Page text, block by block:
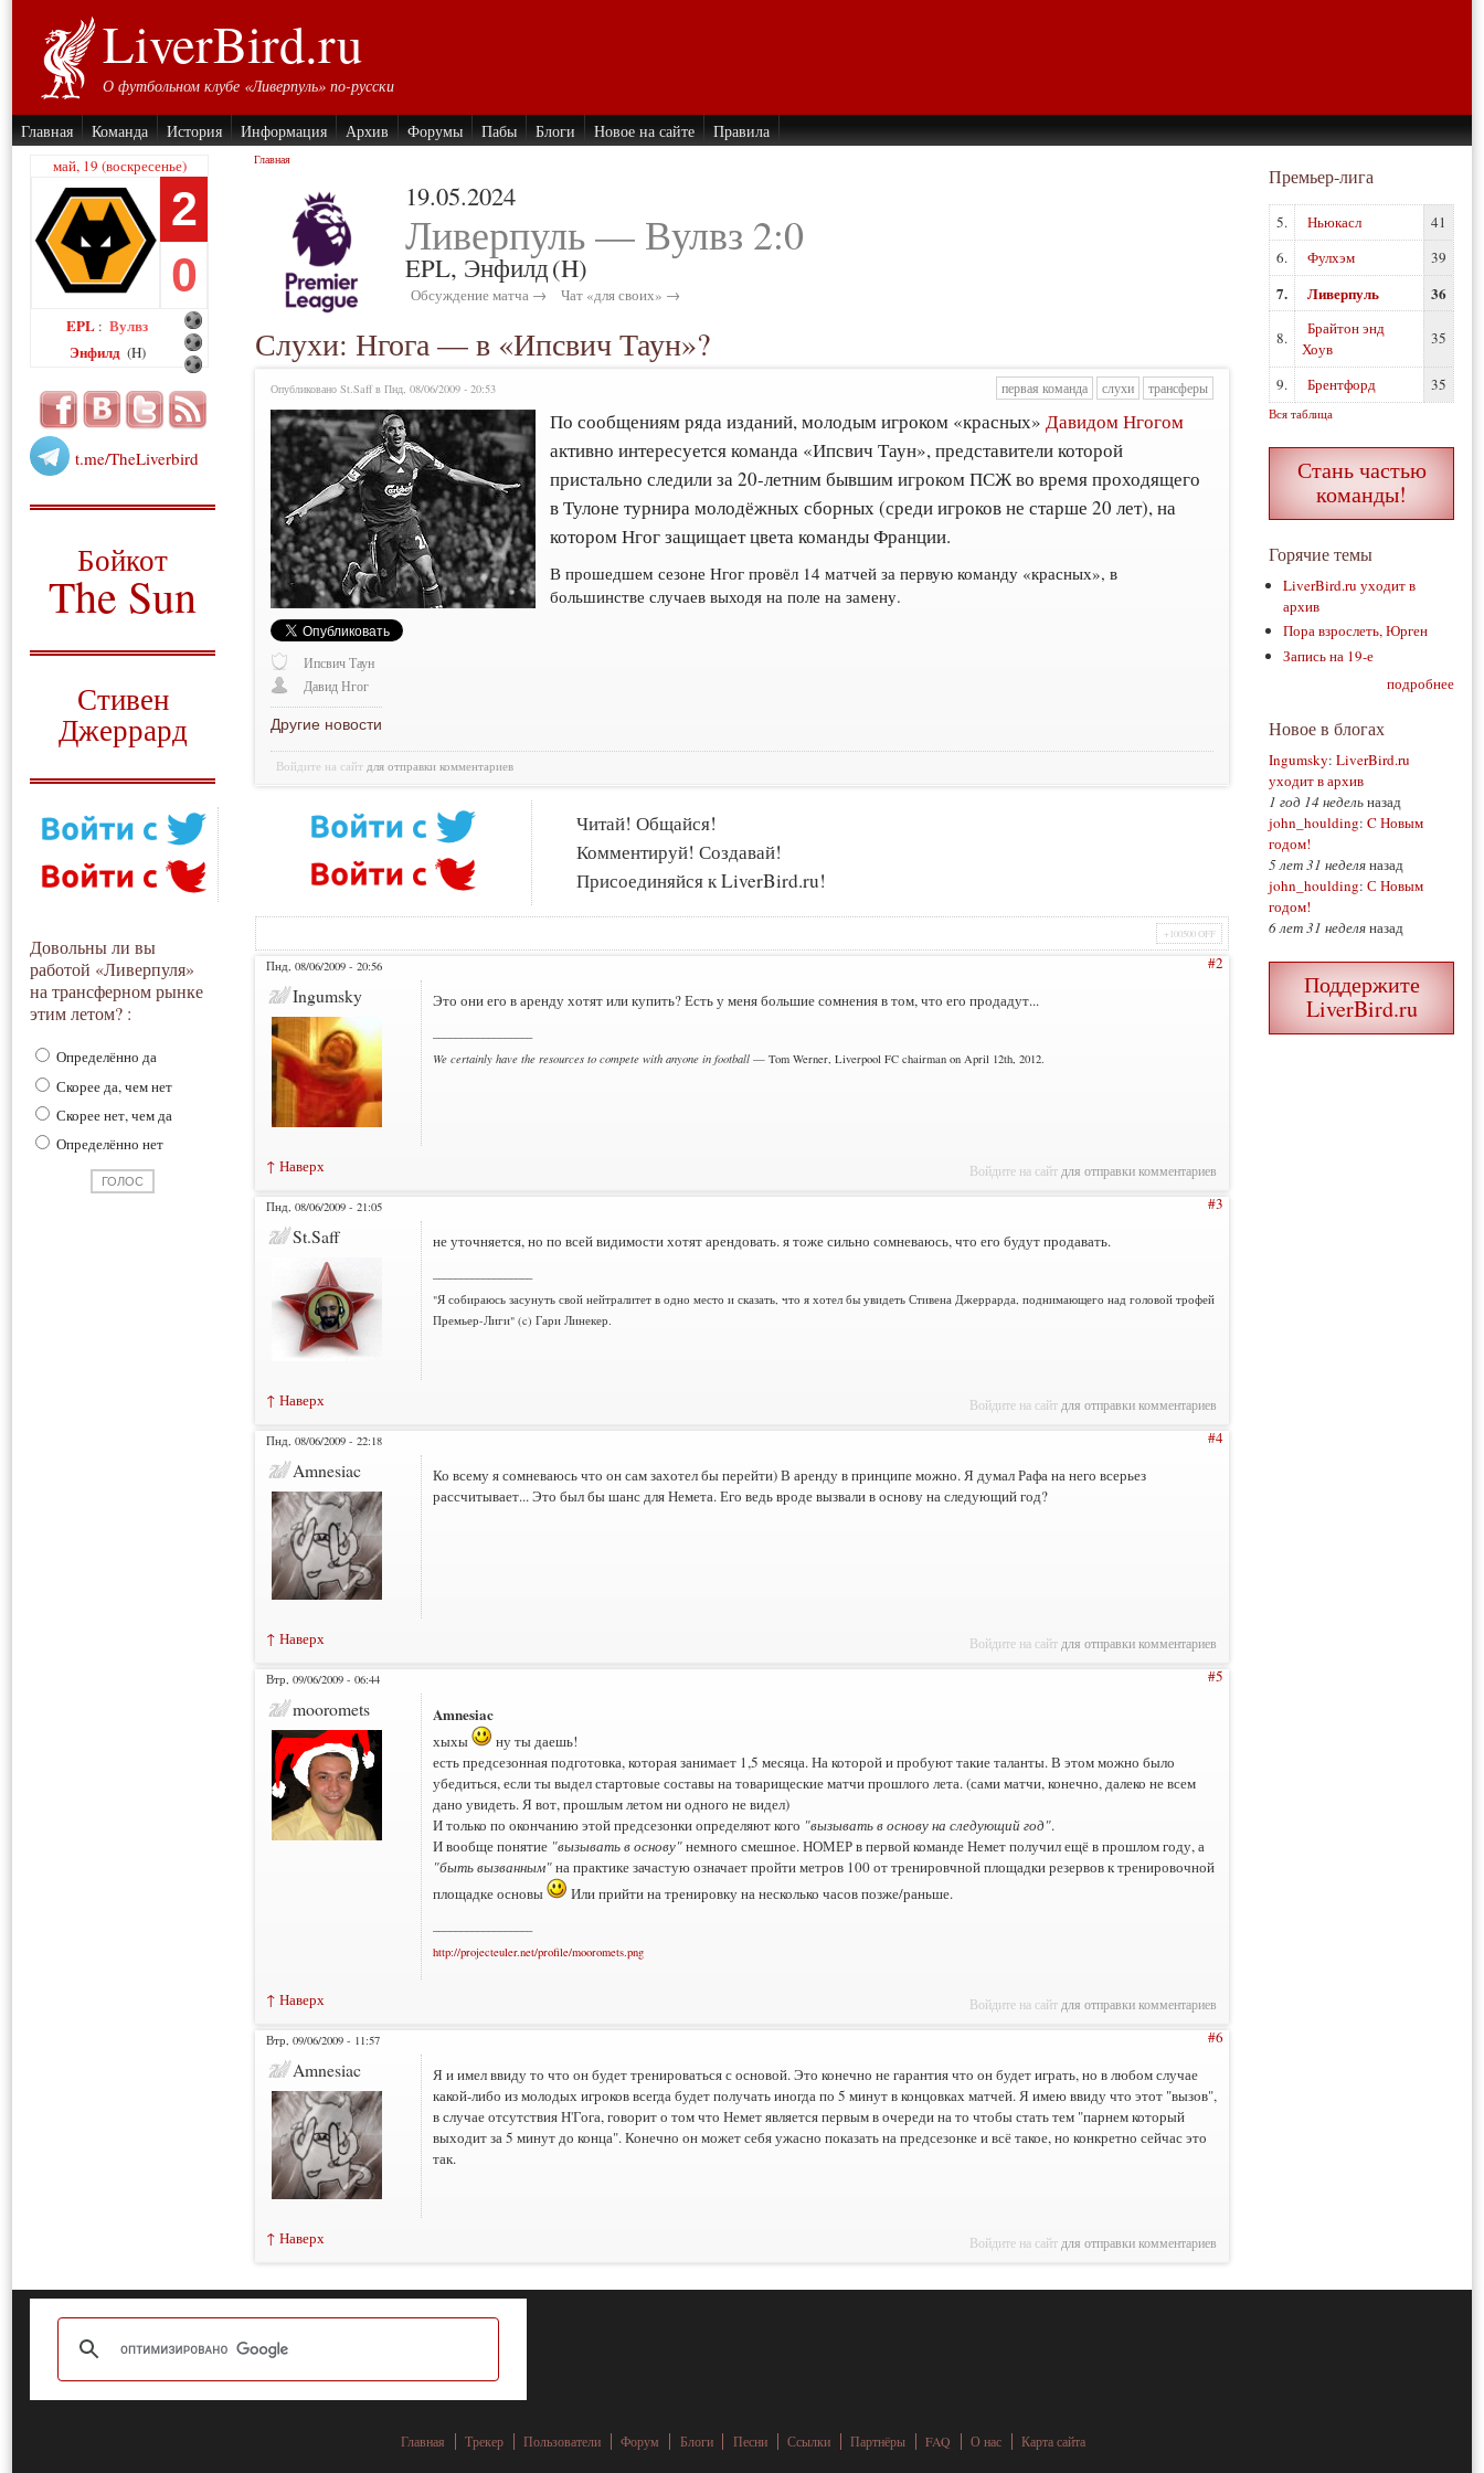
LiverBird.ru
О футбольном клубе «Ливерпуль» по-русски
Главная Команда История Информация Архив Форумы Пабы Блоги Новое на сайте Правила
май, 19 (воскресенье)
2
0
EPL : Вулвз
Энфилд (H)
t.me/TheLiverbird
Бойкот
The Sun
Стивен
Джеррард
Довольны ли вы
работой «Ливерпуля»
на трансферном рынке
этим летом? :
Определённо да
Скорее да, чем нет
Скорее нет, чем да
Определённо нет
Главная
19.05.2024
Ливерпуль — Вулвз 2:0
EPL, Энфилд(H)
Обсуждение матча → Чат «для своих» →
Слухи: Нгога — в «Ипсвич Таун»?
Опубликовано St.Saff в Пнд, 08/06/2009 - 20:53 первая команда слухи трансферы
По сообщениям ряда изданий, молодым игроком «красных» Давидом Нгогом
активно интересуется команда «Ипсвич Таун», представители которой
пристально следили за 20-летним бывшим игроком ПСЖ во время проходящего
в Тулоне турнира молодёжных сборных (среди игроков не старше 20 лет), на
котором Нгог защищает цвета команды Франции.
В прошедшем сезоне Нгог провёл 14 матчей за первую команду «красных», в
большинстве случаев выходя на поле на замену.
Ипсвич Таун
Давид Нгог
Другие новости
Войдите на сайт для отправки комментариев
Читай! Общайся!
Комментируй! Создавай!
Присоединяйся к LiverBird.ru!
+100500 OFF
Пнд, 08/06/2009 - 20:56 #2
Ingumsky Это они его в аренду хотят или купить? Есть у меня большие сомнения в том, что его продадут...
We certainly have the resources to compete with anyone in football — Tom Werner, Liverpool FC chairman on April 12th, 2012.
↑ Наверх Войдите на сайт для отправки комментариев
Пнд, 08/06/2009 - 21:05 #3
St.Saff не уточняется, но по всей видимости хотят арендовать. я тоже сильно сомневаюсь, что его будут продавать.
"Я собираюсь засунуть свой нейтралитет в одно место и сказать, что я хотел бы увидеть Стивена Джеррарда, поднимающего над головой трофей
Премьер-Лиги" (c) Гари Линекер.
↑ Наверх Войдите на сайт для отправки комментариев
Пнд, 08/06/2009 - 22:18 #4
Amnesiac
Ко всему я сомневаюсь что он сам захотел бы перейти) В аренду в принципе можно. Я думал Рафа на него всерьез
рассчитывает... Это был бы шанс для Немета. Его ведь вроде вызвали в основу на следующий год?
↑ Наверх Войдите на сайт для отправки комментариев
Втр, 09/06/2009 - 06:44 #5
mooromets Amnesiac
хыхы
ну ты даешь!
есть предсезонная подготовка, которая занимает 1,5 месяца. На которой и пробуют такие таланты. В этом можно было
убедиться, если ты выдел стартовые составы на товарищеские матчи прошлого лета. (сами матчи, конечно, далеко не всем
дано увидеть. Я вот, прошлым летом ни одного не видел)
И только по окончанию этой предсезонки определяют кого "вызывать в основу на следующий год".
И вообще понятие "вызывать в основу"немного смешное. НОМЕР в первой команде Немет получил ещё в прошлом году, а
"быть вызванным"на практике зачастую означает пройти метров 100 от тренировчной площадки резервов к тренировочной
площадке основы
Или прийти на тренировку на несколько часов позже/раньше.
http://projecteuler.net/profile/mooromets.png
↑ Наверх Войдите на сайт для отправки комментариев
Втр, 09/06/2009 - 11:57 #6
Amnesiac
Я и имел ввиду то что он будет тренироваться с основой. Это конечно не гарантия что он будет играть, но в любом случае
какой-либо из молодых игроков всегда будет получать иногда по 5 минут в концовках матчей. Я имею ввиду что этот "вызов",
в случае отсутствия Н'Гога, говорит о том что Немет является первым в очереди на то чтобы стать тем "парнем который
выходит за 5 минут до конца". Конечно он может себя ужасно показать на предсезонке и всё такое, но конкретно сейчас это
так.
↑ Наверх Войдите на сайт для отправки комментариев
Премьер-лига
5. Ньюкасл
41
6.
Фулхэм 39
7. Ливерпуль 36
8.
Брайтон энд
Хоув
35
9. Брентфорд 35
Вся таблица
Стань частью
команды!
Горячие темы
LiverBird.ru уходит в
архив
Пора взрослеть, Юрген
Запись на 19-е
подробнее
Новое в блогах
Ingumsky: LiverBird.ru
уходит в архив
1 год 14 недельназад
john_houlding: C Новым
годом!
5 лет 31 неделяназад
john_houlding: С Новым
годом!
6 лет 31 неделяназад
Поддержите
LiverBird.ru
Главная Трекер Пользователи Форум Блоги Песни Ссылки Партнёры FAQ О нас Карта сайта